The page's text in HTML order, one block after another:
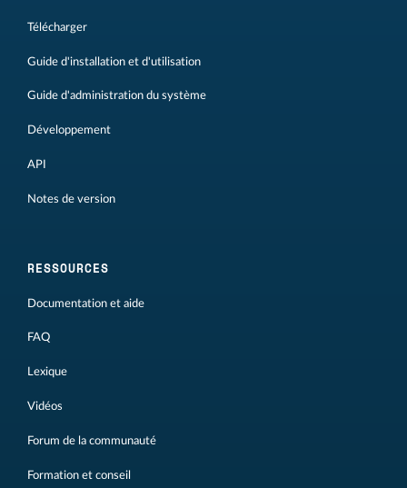
Télécharger
Guide d'installation et d'utilisation
Guide d'administration du système
Développement
API
Notes de version
RESSOURCES
Documentation et aide
FAQ
Lexique
Vidéos
Forum de la communauté
Formation et conseil